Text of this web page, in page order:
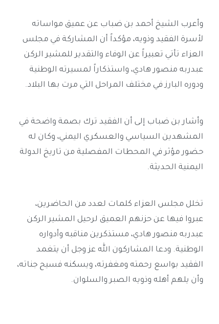
وأعرب الشيخ أحمد بن ضباب عن عميق مواساته
لأسرة الفقيد وذويه، مؤكداً أن المشاركة في مجلس
العزاء تأتي تعبيراً عن الوفاء والتقدير للمشير الركن
عبدربه منصور هادي، واستذكاراً لمسيرته الوطنية
ودوره البارز في مختلف المراحل التي مرت بها البلاد.
وأشار بن ضباب إلى أن الفقيد ترك بصمة واضحة في
المشهدين السياسي والعسكري اليمني، وكان له
حضور مؤثر في المحطات المفصلية من تاريخ الدولة
اليمنية الحديثة.
تخلل مجلس العزاء كلمات لعدد من الحاضرين،
عبروا فيها عن حزنهم العميق لرحيل المشير الركن
عبدربه منصور هادي، مستذكرين مناقبه وأدواره
الوطنية. ودعا المشاركون الله عز وجل أن يتغمد
الفقيد بواسع رحمته ومغفرته، ويسكنه فسيح جناته،
وأن يلهم أهله وذويه الصبر والسلوان.